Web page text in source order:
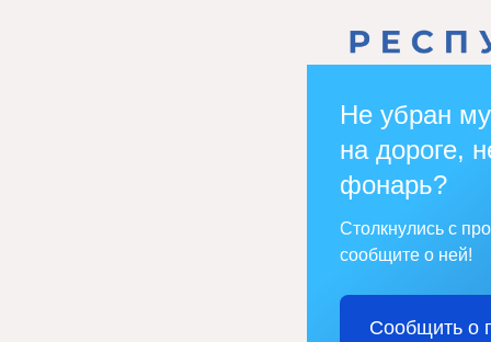
Не убран
на дороге,
фонарь?
Столкнулись с
сообщите о ней!
Сообщить о